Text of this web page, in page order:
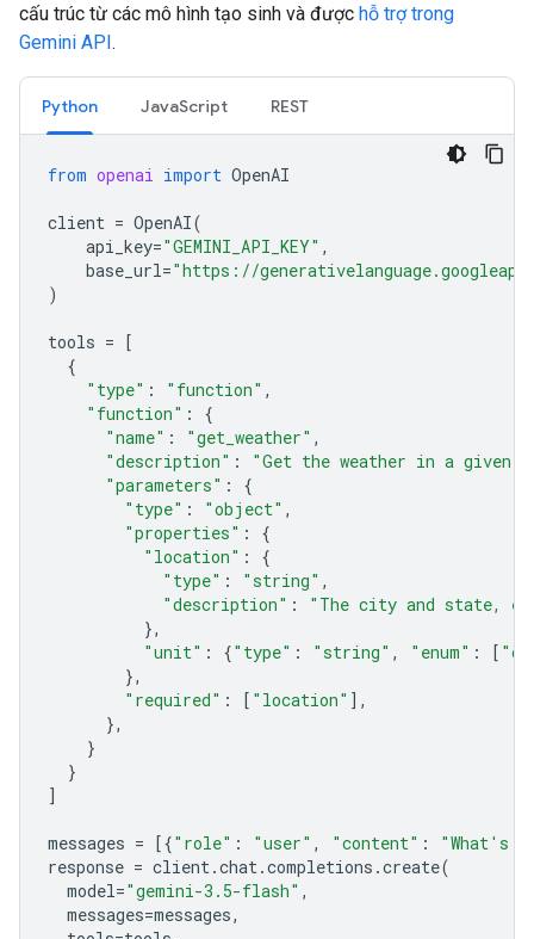
cấu trúc từ các mô hình tạo sinh và được hỗ trợ trong
Gemini API.
Python JavaScript REST
from openai import OpenAI
client = OpenAI(
api_key="GEMINI_API_KEY" ,
base_url="https://
)
tools = [
{
"type" : "function" ,
"function" :
{
"name" : "get_weather" ,
"description" :
"Get the weather in a given
"parameters" :
{
"type" : "object" ,
"properties" :
{
"location" :
{
"type" : "string" ,
"description" :
"The city and state,
},
"unit" : {"type" : "string" , "enum" : [
},
"required" : [ "location" ],
},
}
}
]
messages = [{"role" : "user" , "content" :
"What's
response = client.chat.completions .create(
model="gemini-3.5-flash" ,
messages=messages,